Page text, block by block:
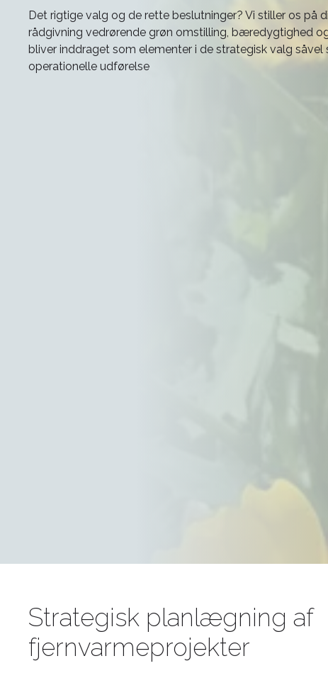
Det rigtige valg og de rette beslutninger? Vi stiller os på
rådgivning vedrørende grøn omstilling, bæredygtighed
bliver inddraget som elementer i de strategisk valg
operationelle udførelse
Strategisk planlægning af
fjernvarmeprojekter